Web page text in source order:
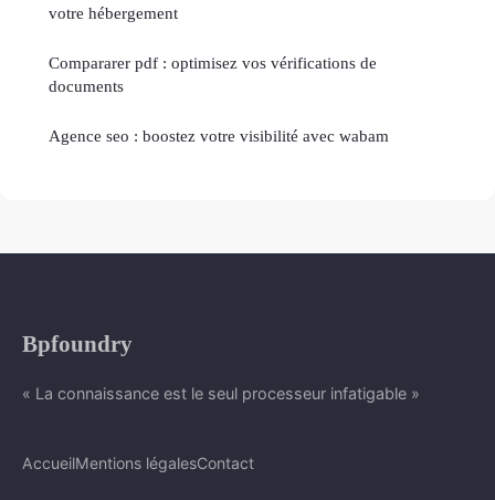
votre hébergement
Compararer pdf : optimisez vos vérifications de
documents
Agence seo : boostez votre visibilité avec wabam
Bpfoundry
« La connaissance est le seul processeur infatigable »
AccueilMentions légalesContact